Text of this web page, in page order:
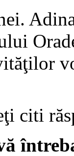
citi